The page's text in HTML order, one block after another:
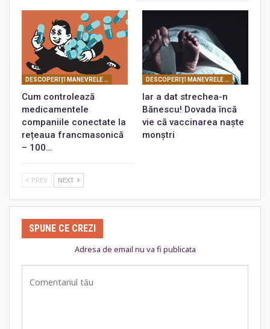
DESCOPERIŢI MANEVRELE FRANCMASONERIEI
Cum controlează
medicamentele
companiile conectate la
rețeaua francmasonică
– 100…
DESCOPERIŢI MANEVRELE FRANCMASONERIEI
Iar a dat strechea-n
Bănescu! Dovada încă
vie că vaccinarea naște
monștri
PREV NEXT
SPUNE CE CREZI
Adresa de email nu va fi publicata